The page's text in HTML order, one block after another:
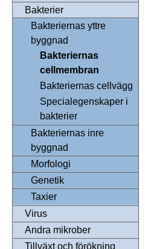
Bakterier
Bakteriernas yttre
byggnad
Bakteriernas
cellmembran
Bakteriernas cellvägg
Specialegenskaper i
bakterier
Bakteriernas inre
byggnad
Morfologi
Genetik
Taxier
Virus
Andra mikrober
Tillväxt och förökning